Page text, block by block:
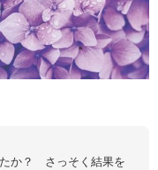
か？ さっそく結果を